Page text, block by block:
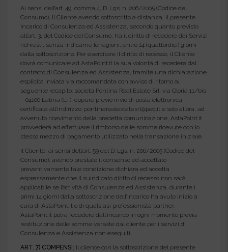
Ai sensi dell’art. 49, comma 4, D. Lgs. n. 206/2005 (Codice del
Consumo), il Cliente avendo sottoscritto a distanza, il presente
Incarico di Consulenza ed Assistenza, secondo quanto previsto
all’art. 3, del Codice del Consumo, ha il diritto di recedere dai Servizi
richiesti, senza indicarne le ragioni, entro 14 (quattordici) giorni
dalla sottoscrizione. Per esercitare il diritto di recesso, il Cliente
dovrà comunicare ad AstaPoint.it la sua volontà di recedere dal
contratto di Consulenza ed Assistenza, tramite una dichiarazione
esplicita inviata via raccomandata con avviso di ritorno al
seguente recapito: società Pontina Real Estate Srl, via Gloria 11/bis
– 04100 Latina (LT), oppure previo invio di posta elettronica
certificata all’indirizzo: pontinarealestatesrl@pec.it e solo allora, ad
avvenuto ricevimento della predetta comunicazione, AstaPoint.it
provvederà ad effettuare il rimborso delle somme ricevute con lo
stesso mezzo di pagamento utilizzato nella transazione iniziale.
Il Cliente, ai sensi dell’art. 59 del D. Lgs. n. 206/2005 (Codice del
Consumo), avendo prestato il consenso ed accettato
preventivamente tale condizione dichiara ed accetta
espressamente che il suindicato diritto di recesso non sarà
applicabile se l’attività di Consulenza ed Assistenza, durante i
primi 14 giorni dalla sottoscrizione dell’incarico ha avuto inizio a
cura di AstaPoint.it o di qualsiasi professionista partner.
AstaPoint.it potrà recedere dall’incarico in ogni momento previa
restituzione delle somme versate dal cliente per i servizi di
Consulenza e Assistenza non eseguiti.
ART. 7) COMPENSI: Il cliente con la sottoscrizione del presente